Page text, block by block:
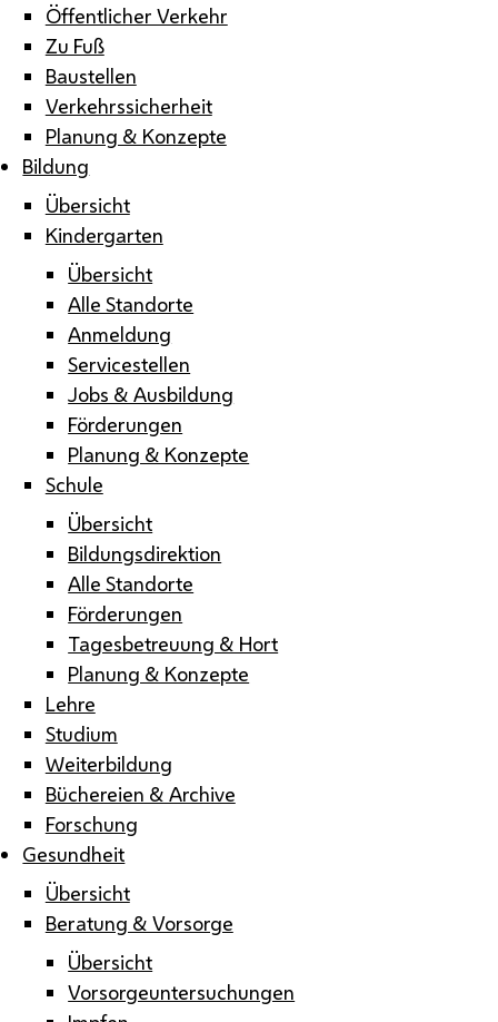
Öffentlicher Verkehr
Zu Fuß
Baustellen
Verkehrssicherheit
Planung & Konzepte
Bildung
Übersicht
Kindergarten
Übersicht
Alle Standorte
Anmeldung
Servicestellen
Jobs & Ausbildung
Förderungen
Planung & Konzepte
Schule
Übersicht
Bildungsdirektion
Alle Standorte
Förderungen
Tagesbetreuung & Hort
Planung & Konzepte
Lehre
Studium
Weiterbildung
Büchereien & Archive
Forschung
Gesundheit
Übersicht
Beratung & Vorsorge
Übersicht
Vorsorgeuntersuchungen